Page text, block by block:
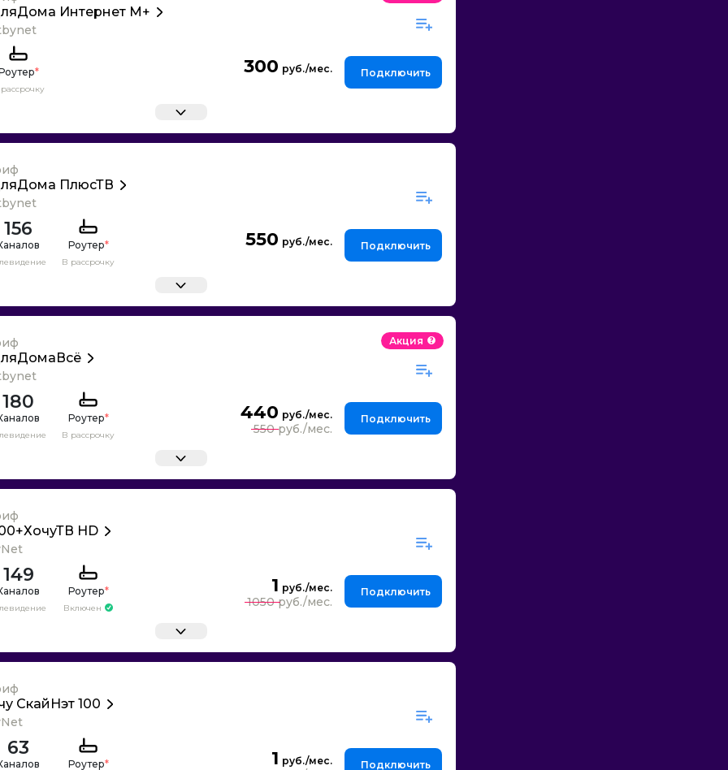
Интернет М+
* 300 Подключить
ПлюсТВ
156
Роутер*
В рассрочку
550 Подключить
Акция
180
Роутер*
В рассрочку
440
550
Подключить
HD
149
Роутер*
Включен
1
1050
Подключить
СкайНэт 100
63
Роутер* 1 Подключить